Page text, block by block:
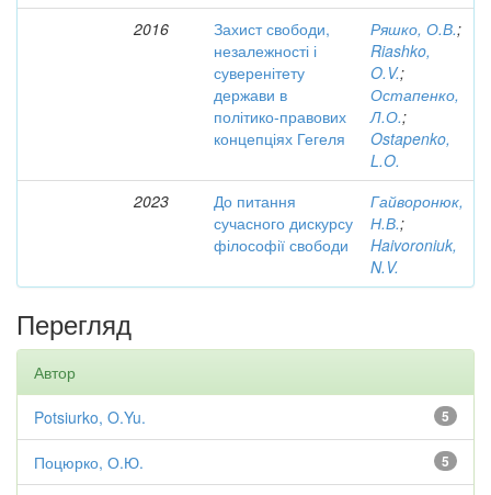
2016
Захист свободи,
незалежності і
суверенітету
держави в
політико-правових
концепціях Гегеля
Ряшко, О.В.;
Riashko,
O.V.;
Остапенко,
Л.О.;
Ostapenko,
L.O.
2023
До питання
сучасного дискурсу
філософії свободи
Гайворонюк,
Н.В.;
Haivoroniuk,
N.V.
Перегляд
Автор
5
Potsiurko, O.Yu.
5
Поцюрко, О.Ю.